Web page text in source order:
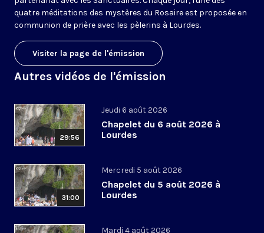
quatre méditations des mystères du Rosaire est proposée en
communion de prière avec les pèlerins à Lourdes.
Visiter la page de l'émission
Autres vidéos de l'émission
29:56
Jeudi 6 août 2026
Chapelet du 6 août 2026 à
Lourdes
31:00
Mercredi 5 août 2026
Chapelet du 5 août 2026 à
Lourdes
Mardi 4 août 2026